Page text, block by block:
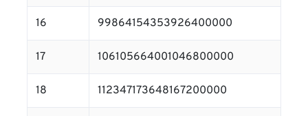
16 99864154353926400000
17 106105664001046800000
18 112347173648167200000